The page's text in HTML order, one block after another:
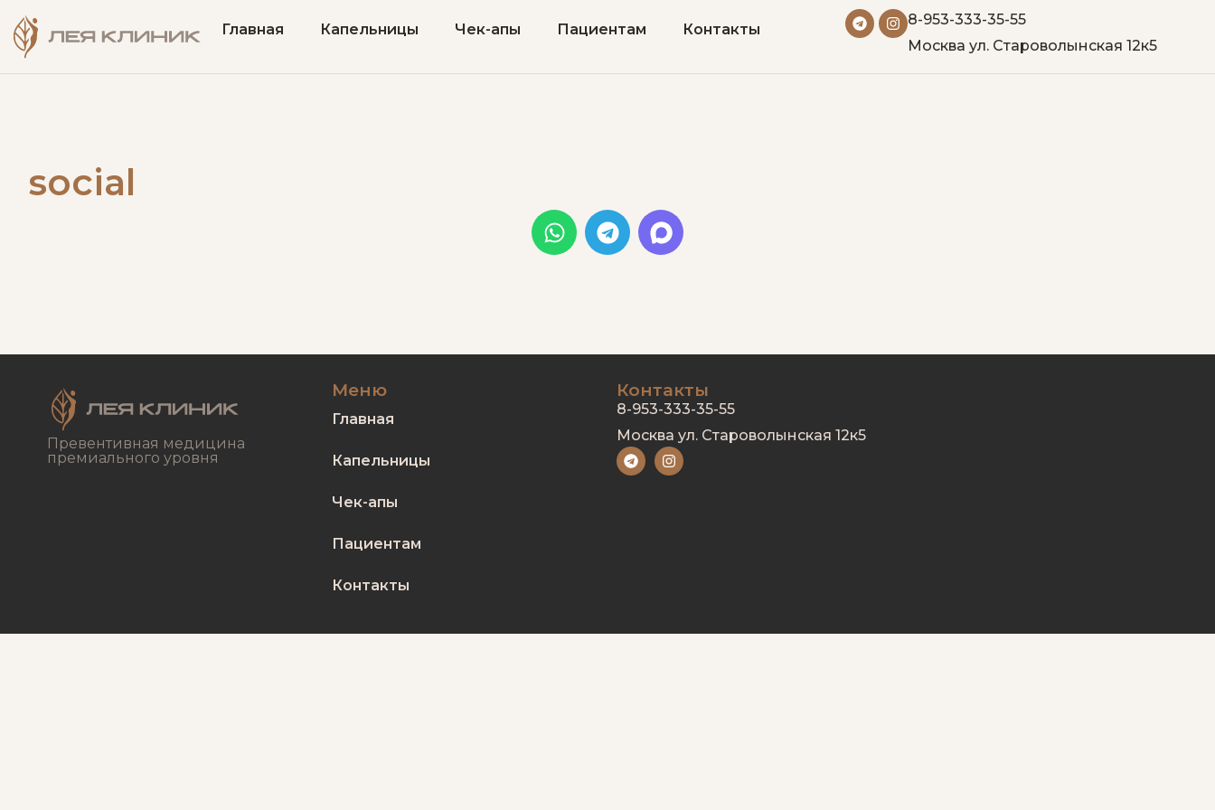
Главная Капельницы Чек-апы Пациентам Контакты
8-953-333-35-55
Москва ул. Староволынская 12к5
social
Превентивная медицина
премиального уровня
Меню
Главная
Капельницы
Чек-апы
Пациентам
Контакты
Контакты
8-953-333-35-55
Москва ул. Староволынская 12к5